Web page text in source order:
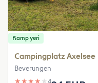
Kamp yeri
Campingplatz Axelsee
Beverungen